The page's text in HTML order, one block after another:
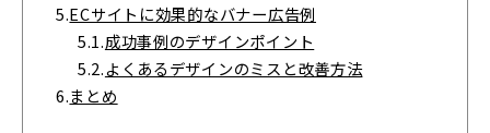
5.ECサイトに効果的なバナー広告例
5.1.成功事例のデザインポイント
5.2.よくあるデザインのミスと改善方法
6.まとめ